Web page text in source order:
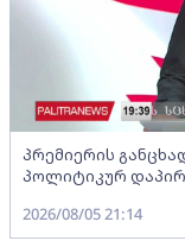
პრემიერის
პოლიტიკურ
2026/08/05 21:14